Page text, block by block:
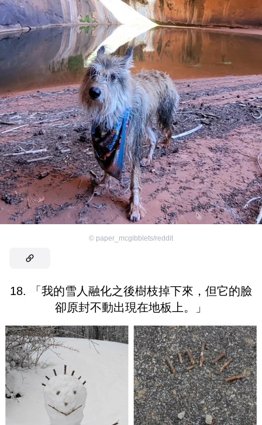
© paper_mcgibblets/reddit
18. 「我的雪人融化之後樹枝掉下來，但它的臉
卻原封不動出現在地板上。」